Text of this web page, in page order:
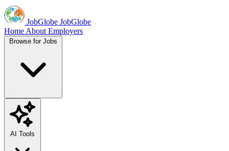
JobGlobe JobGlobe
Home About Employers
Browse for Jobs
AI Tools